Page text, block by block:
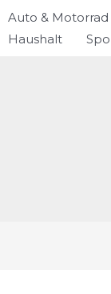
Auto & Motorrad
Haushalt